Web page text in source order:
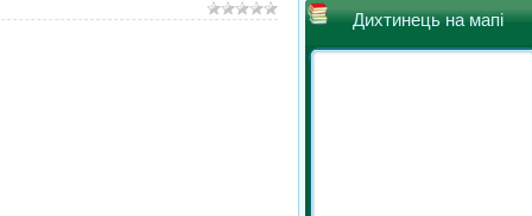
Дихтинець на мапі